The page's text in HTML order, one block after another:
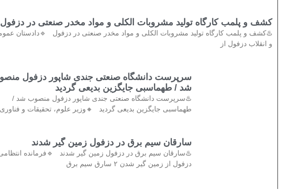
کشف و پلمب کارگاه تولید مشروبات الکلی و مواد مخدر صنعتی در دزفول
♨️کشف و پلمب کارگاه تولید مشروبات الکلی و مواد مخدر صنعتی در دزفول 🔹دادستان
و انقلاب دزفول از
سرپرست دانشگاه صنعتی جندی شاپور دزفول
شد / طهماسبی جایگزین بدیعی گردید
♨️سرپرست دانشگاه صنعتی جندی شاپور دزفول منصوب شد /
طهماسبی جایگزین بدیعی گردید 🔸وزیر علوم، تحقیقات و فناوری
سارقان سیم برق در دزفول زمین گیر شدند
♨️سارقان سیم برق در دزفول زمین گیر شدند 🔹فرمانده
دزفول از زمین گیر شدن ۲ سارق سیم برق